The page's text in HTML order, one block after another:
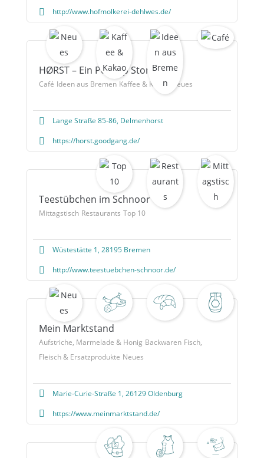
http://www.hofmolkerei-dehlwes.de/
HØRST – Ein Pop-Up Store
Café Ideen aus Bremen Kaffee & Kakao Neues
Lange Straße 85-86, Delmenhorst
https://horst.goodgang.de/
Teestübchen im Schnoor
Mittagstisch Restaurants Top 10
Wüstestätte 1, 28195 Bremen
http://www.teestuebchen-schnoor.de/
Mein Marktstand
Aufstriche, Marmelade & Honig Backwaren Fisch,
Fleisch & Ersatzprodukte Neues
Marie-Curie-Straße 1, 26129 Oldenburg
https://www.meinmarktstand.de/